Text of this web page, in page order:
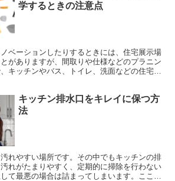
学するときの注意点
ベーションしたりするときには、住宅展示場
がありますが、間取りや仕様などのプラニン
キッチンやバス、トイレ、洗面などの住宅設
キッチン排水口をキレイに保つ方
法
れやすい場所です。その中でもキッチンの排
れがたまりやすく、定期的に掃除を行わない
て最悪の場合は詰まってしまいます。ここで